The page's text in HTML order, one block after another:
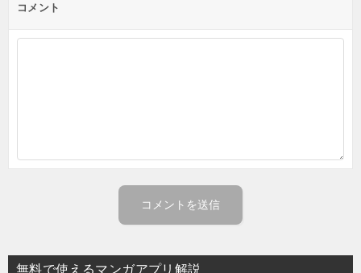
コメント
無料で使えるマンガアプリ解説